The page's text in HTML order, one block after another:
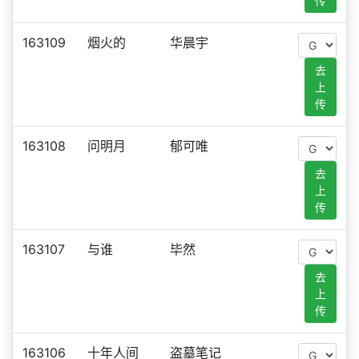
163109 烟火的 华晨宇
去
上
传
163108 问明月 郁可唯
去
上
传
163107 与谁 毕然
去
上
传
163106 十年人间 盗墓笔记